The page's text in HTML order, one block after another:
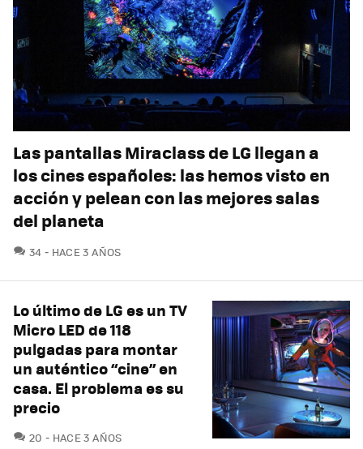
Las pantallas Miraclass de LG llegan a
los cines españoles: las hemos visto en
acción y pelean con las mejores salas
del planeta
34 COMENTARIOS
HACE 3 AÑOS
Lo último de LG es un TV
Micro LED de 118
pulgadas para montar
un auténtico “cine” en
casa. El problema es su
precio
20 COMENTARIOS
HACE 3 AÑOS